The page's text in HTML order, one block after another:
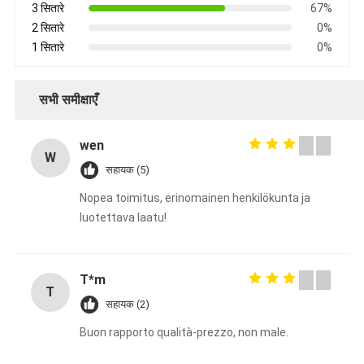
3 सितारे
67%
2 सितारे
0%
1 सितारे
0%
सभी समीक्षाएँ
W
wen
सहायक (5)
Nopea toimitus, erinomainen henkilökunta ja
luotettava laatu!
T
T*m
सहायक (2)
Buon rapporto qualità-prezzo, non male.